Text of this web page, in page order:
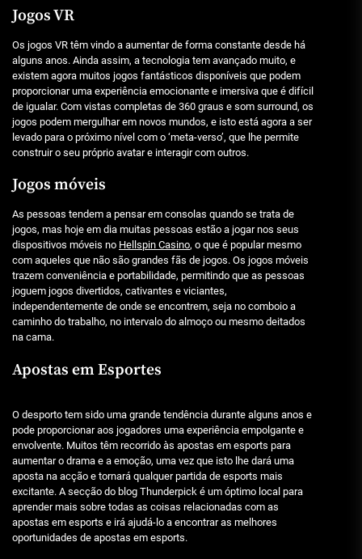
Jogos VR
Os jogos VR têm vindo a aumentar de forma constante desde há
alguns anos. Ainda assim, a tecnologia tem avançado muito, e
existem agora muitos jogos fantásticos disponíveis que podem
proporcionar uma experiência emocionante e imersiva que é difícil
de igualar. Com vistas completas de 360 graus e som surround, os
jogos podem mergulhar em novos mundos, e isto está agora a ser
levado para o próximo nível com o ‘meta-verso’, que lhe permite
construir o seu próprio avatar e interagir com outros.
Jogos móveis
As pessoas tendem a pensar em consolas quando se trata de
jogos, mas hoje em dia muitas pessoas estão a jogar nos seus
dispositivos móveis no Hellspin Casino, o que é popular mesmo
com aqueles que não são grandes fãs de jogos. Os jogos móveis
trazem conveniência e portabilidade, permitindo que as pessoas
joguem jogos divertidos, cativantes e viciantes,
independentemente de onde se encontrem, seja no comboio a
caminho do trabalho, no intervalo do almoço ou mesmo deitados
na cama.
Apostas em Esportes
O desporto tem sido uma grande tendência durante alguns anos e
pode proporcionar aos jogadores uma experiência empolgante e
envolvente. Muitos têm recorrido às apostas em esports para
aumentar o drama e a emoção, uma vez que isto lhe dará uma
aposta na acção e tornará qualquer partida de esports mais
excitante. A secção do blog Thunderpick é um óptimo local para
aprender mais sobre todas as coisas relacionadas com as
apostas em esports e irá ajudá-lo a encontrar as melhores
oportunidades de apostas em esports.